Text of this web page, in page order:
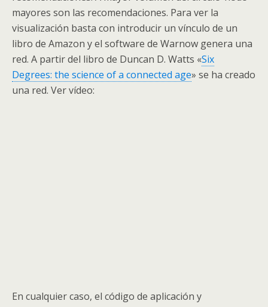
mayores son las recomendaciones. Para ver la
visualización basta con introducir un vínculo de un
libro de Amazon y el software de Warnow genera una
red. A partir del libro de Duncan D. Watts «Six
Degrees: the science of a connected age» se ha creado
una red. Ver vídeo:
En cualquier caso, el código de aplicación y